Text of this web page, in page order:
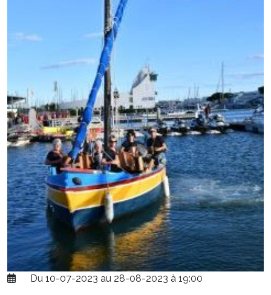
Du 10-07-2023 au 28-08-2023 à 19:00